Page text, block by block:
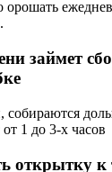
орошать
займет
1 до 3-х часов
открытку к